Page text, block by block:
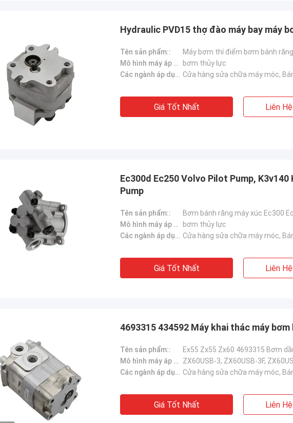
Hydraulic PVD15 thợ đào máy bay máy
Tên sản phẩm::
Mô hình máy áp dụng::
bơm thủy lực
Các ngành áp dụng：: Cửa hàng sửa chữa máy móc,
Giá Tốt Nhất Liên
Ec300d Ec250 Volvo Pilot Pump, K3v140
Pump
Tên sản phẩm::
Mô hình máy áp dụng::
bơm thủy lực
Các ngành áp dụng：: Cửa hàng sửa chữa máy móc,
Giá Tốt Nhất Liên
4693315 434592 Máy khai thác máy
Tên sản phẩm::
Mô hình máy áp dụng::
ZX60USB-3, ZX60USB-3F,
Các ngành áp dụng：: Cửa hàng sửa chữa máy móc,
Giá Tốt Nhất Liên